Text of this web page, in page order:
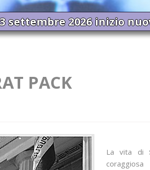
settembre 2026 inizio
PACK
La vita di